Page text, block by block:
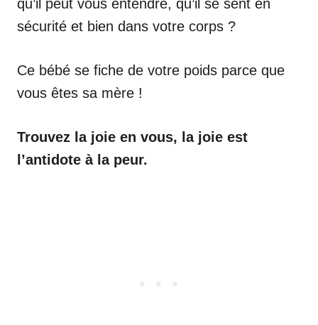
qu’il peut vous entendre, qu’il se sent en
sécurité et bien dans votre corps ?
Ce bébé se fiche de votre poids parce que
vous êtes sa mère !
Trouvez la joie en vous, la joie est
l’antidote à la peur.